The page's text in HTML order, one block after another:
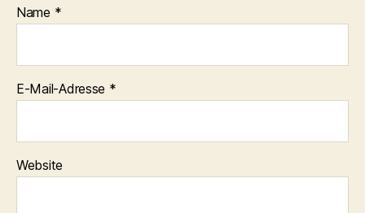
Name *
E-Mail-Adresse *
Website